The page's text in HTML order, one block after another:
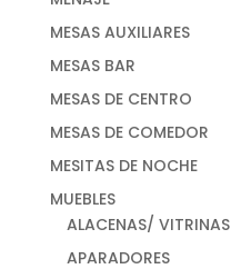
MESAS AUXILIARES
MESAS BAR
MESAS DE CENTRO
MESAS DE COMEDOR
MESITAS DE NOCHE
MUEBLES
ALACENAS/ VITRINAS
APARADORES